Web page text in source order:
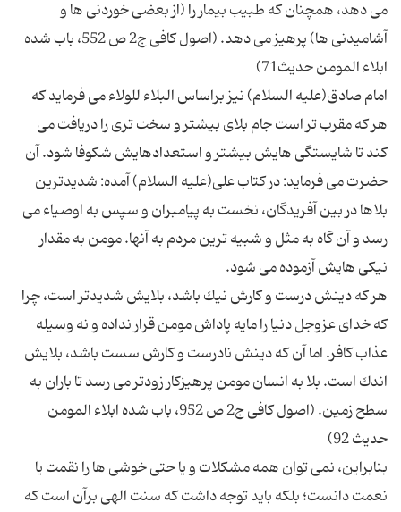
می دهد، همچنان كه طبیب بیمار را (از بعضی خوردنی ها و
آشامیدنی ها) پرهیز می دهد. (اصول كافی ج2 ص 552، باب شده
امام صادق(علیه السلام) نیز براساس البلاء للولاء می فرماید كه
هر كه مقرب تر است جام بلای بیشتر و سخت تری را دریافت می
كند تا شایستگی هایش بیشتر و استعدادهایش شكوفا شود. آن
حضرت می فرماید: در كتاب علی(علیه السلام) آمده: شدیدترین
بلاها در بین آفریدگان، نخست به پیامبران و سپس به اوصیاء می
رسد و آن گاه به مثل و شبیه ترین مردم به آنها. مومن به مقدار
هر كه دینش درست و كارش نیك باشد، بلایش شدیدتر است، چرا
كه خدای عزوجل دنیا را مایه پاداش مومن قرار نداده و نه وسیله
عذاب كافر. اما آن كه دینش نادرست و كارش سست باشد، بلایش
اندك است. بلا به انسان مومن پرهیزكار زودتر می رسد تا باران به
سطح زمین. (اصول كافی ج2 ص 952، باب شده ابلاء المومن
بنابراین، نمی توان همه مشكلات و یا حتی خوشی ها را نقمت یا
نعمت دانست؛ بلكه باید توجه داشت كه سنت الهی برآن است كه